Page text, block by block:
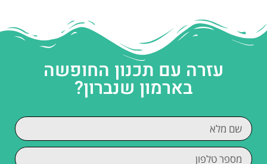
עזרה עם תכנון החופשה
בארמון שנברון?